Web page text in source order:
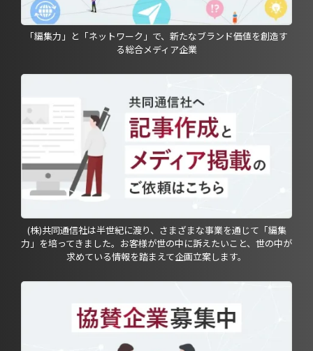
「編集力」と「ネットワーク」で、新たなブランド価値を創造す
る総合メディア企業
(株)共同通信社は半世紀に渡り、さまざまな事業を通じて「編集
力」を培ってきました。お客様が世の中に訴えたいこと、世の中が
求めている情報を踏まえて企画立案します。